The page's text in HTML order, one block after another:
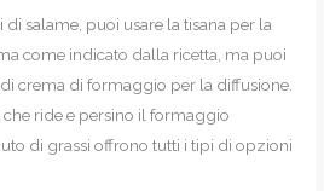
salame, puoi usare la tisana per la
come indicato dalla ricetta, ma puoi
crema di formaggio per la diffusione.
ride e persino il formaggio
di grassi offrono tutti i tipi di opzioni